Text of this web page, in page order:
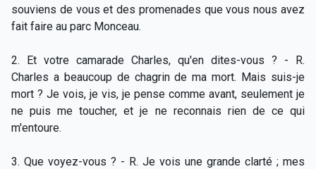
souviens de vous et des promenades que vous nous avez
fait faire au parc Monceau.
2. Et votre camarade Charles, qu'en dites-vous ? - R.
Charles a beaucoup de chagrin de ma mort. Mais suis-je
mort ? Je vois, je vis, je pense comme avant, seulement je
ne puis me toucher, et je ne reconnais rien de ce qui
m'entoure.
3. Que voyez-vous ? - R. Je vois une grande clarté ; mes